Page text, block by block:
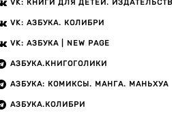
VK: КНИГИ ДЛЯ ДЕТЕЙ.
VK: АЗБУКА. КОЛИБРИ
VK: АЗБУКА | NEW PAGE
АЗБУКА.КНИГОГОЛИКИ
АЗБУКА: КОМИКСЫ. МАНГА. МАНЬХУА
АЗБУКА.КОЛИБРИ